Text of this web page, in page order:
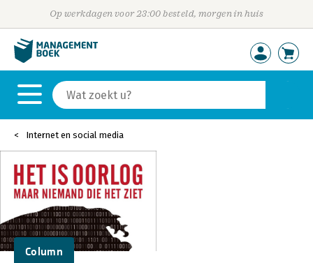
Op werkdagen voor 23:00 besteld, morgen in huis
Internet en social media
Column